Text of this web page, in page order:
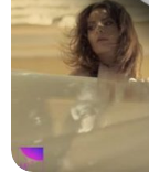
да
огромна
поискрена
од